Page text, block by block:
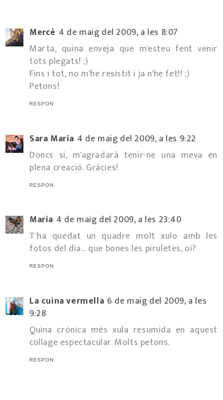
Mercè 4 de maig del 2009, a les 8:07
Marta, quina enveja que m'esteu fent venir
tots plegats! ;)
Fins i tot, no m'he resistit i ja n'he fet!! ;)
Petons!
RESPON
Sara Maria 4 de maig del 2009, a les 9:22
Doncs si, m'agradarà tenir-ne una meva en
plena creació. Gràcies!
RESPON
Maria 4 de maig del 2009, a les 23:40
T'ha quedat un quadre molt xulo amb les
fotos del dia... que bones les piruletes, oi?
RESPON
La cuina vermella 6 de maig del 2009, a les
9:28
Quina crònica més xula resumida en aquest
collage espectacular. Molts petons.
RESPON